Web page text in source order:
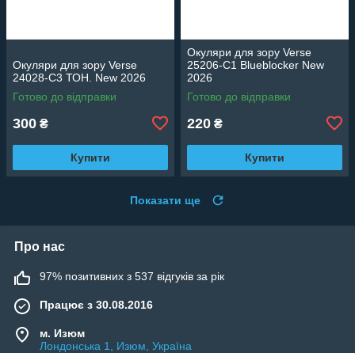
Окуляри для зору Verse
24028-C3 ТОН. New 2026
Готово до відправки
300 ₴
Купити
Окуляри для зору Verse
25206-C1 Blueblocker New
2026
Готово до відправки
220 ₴
Купити
Показати ще
Про нас
97% позитивних з 537 відгуків за рік
Працює з 30.08.2016
м. Изюм
Лондонська 1, Изюм, Україна